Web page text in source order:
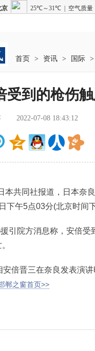
首页 > 资讯 > 国际 >
受到的枪伤
2022-07-08 18:43:12
共同社报道，日本奈良
下午5点03分(北京时间
院方消息称，安倍受
晋三在奈良发表演讲
郸之窗首页>>